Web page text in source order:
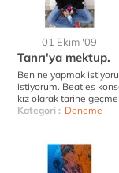
01 Ekim '09
Tanrı'ya mektup.
Ben ne yapmak
istiyorum. Beatles
kız olarak tarihe
Kategori : Deneme